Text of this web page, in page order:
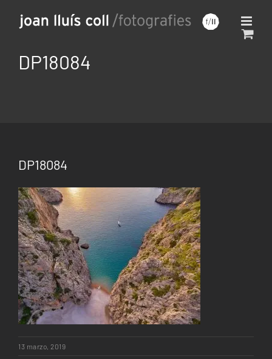
DP18084
DP18084
13 marzo, 2019